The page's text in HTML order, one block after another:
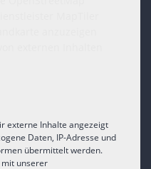
externe Inhalte angezeigt
Daten, IP-Adresse und
übermittelt werden.
mit unserer